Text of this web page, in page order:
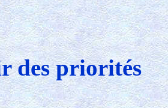
des priorités